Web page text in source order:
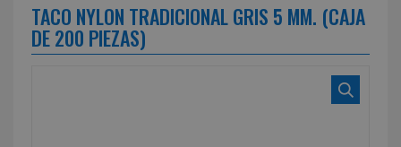
TACO NYLON TRADICIONAL GRIS 5 MM. (CAJA
DE 200 PIEZAS)